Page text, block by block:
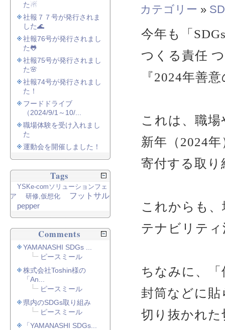
カテゴリー »
今年も「
つくる責任
『2024年善
これは、職
新年（2024
寄付する取
これからも
テナビリテ
ちなみに、
封筒などに
切り抜かれ
た☃
社報７７号が発行されま
した🌊
社報76号が発行されまし
た🐸
社報75号が発行されまし
た🌸
社報74号が発行されまし
た！
フードドライブ
（2024/9/1～10/...
職場体験を受け入れまし
た
運動会を開催しました！
Tags
YSKe-comソリューションフェ
ア
研修,仮想化
フットサル
pepper
Comments
YAMANASHI SDGs ...
ピースミール
株式会社Toshin様の
「An...
ピースミール
県内のSDGs取り組み
ピースミール
「YAMANASHI SDGs...